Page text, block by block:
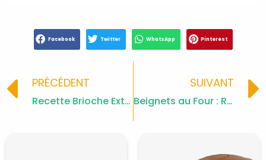
Facebook Twitter WhatsApp Pinterest
Prev
PRÉCÉDENT
Recette Brioche Extra Moelleuse
SUIVANT
Beignets au Four : Recette Facile et Délicieuse